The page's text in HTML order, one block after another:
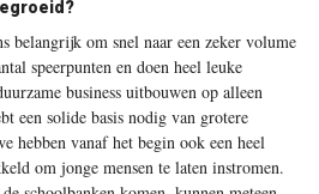
belangrijk om snel naar een zeker volume
speerpunten en doen heel leuke
business uitbouwen op alleen
een solide basis nodig van grotere
hebben vanaf het begin ook een heel
om jonge mensen te laten instromen.